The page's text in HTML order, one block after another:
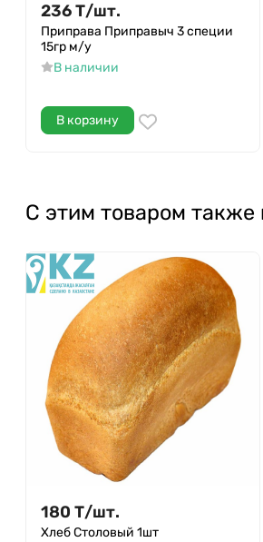
236Т/шт.
Приправа Приправыч 3 специи
15гр м/у
В наличии
В корзину
С этим товаром также
180 Т/шт.
Хлеб Столовый 1шт